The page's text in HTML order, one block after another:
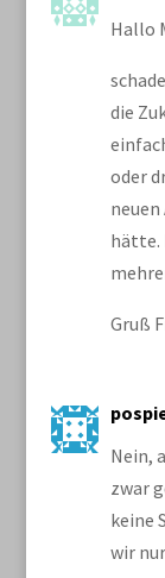
Hallo
die
oder
hätte.
Gruß
Nein,
zwar
keine
wir